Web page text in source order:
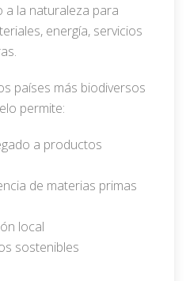
la naturaleza para
energía, servicios
países más biodiversos
permite:
a productos
de materias primas
local
sostenibles